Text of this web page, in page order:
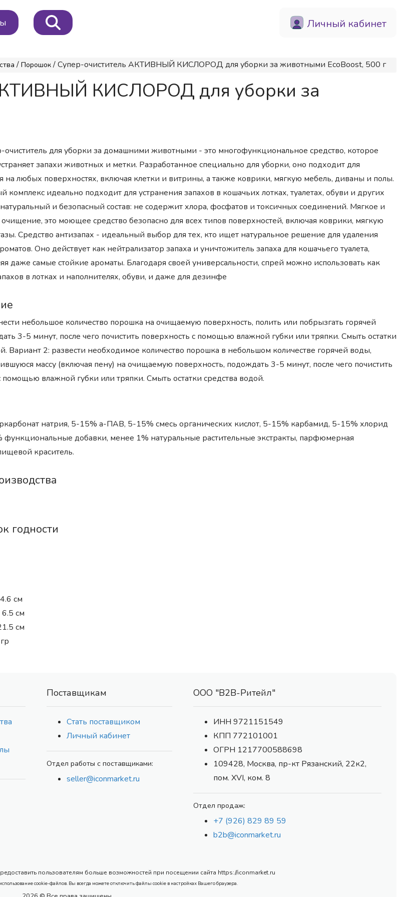
Личный кабинет
/ Порошок / Супер-очиститель АКТИВНЫЙ КИСЛОРОД для уборки за животными EcoBoost, 500 г
КИСЛОРОД для уборки за
очиститель для уборки за домашними животными - это многофункциональное средство, которое
запахи животных и метки. Разработанное специально для уборки, оно подходит для
на любых поверхностях, включая клетки и витрины, а также коврики, мягкую мебель, диваны и полы.
комплекс идеально подходит для устранения запахов в кошачьих лотках, туалетах, обуви и других
и безопасный состав: не содержит хлора, фосфатов и токсичных соединений. Мягкое и
это моющее средство безопасно для всех типов поверхностей, включая коврики, мягкую
Средство антизапах - идеальный выбор для тех, кто ищет натуральное решение для удаления
Оно действует как нейтрализатор запаха и уничтожитель запаха для кошачьего туалета,
даже самые стойкие ароматы. Благодаря своей универсальности, спрей можно использовать как
в лотках и наполнителях, обуви, и даже для дезинфе
небольшое количество порошка на очищаемую поверхность, полить или побрызгать горячей
3-5 минут, после чего почистить поверхность с помощью влажной губки или тряпки. Смыть остатки
Вариант 2: развести необходимое количество порошка в небольшом количестве горячей воды,
массу (включая пену) на очищаемую поверхность, подождать 3-5 минут, после чего почистить
помощью влажной губки или тряпки. Смыть остатки средства водой.
натрия, 5-15% а-ПАВ, 5-15% смесь органических кислот, 5-15% карбамид, 5-15% хлорид
функциональные добавки, менее 1% натуральные растительные экстракты, парфюмерная
краситель.
годности
см
см
см
Поставщикам
Стать поставщиком
Личный кабинет
Отдел работы с поставщиками:
seller@iconmarket.ru
ООО "В2В-Ритейл"
ИНН 9721151549
КПП 772101001
ОГРН 1217700588698
109428, Москва, пр-кт Рязанский, 22к2,
пом. XVI, ком. 8
Отдел продаж:
+7 (926) 829 89 59
b2b@iconmarket.ru
пользователям больше возможностей при посещении сайта https://iconmarket.ru
cookie-файлов. Вы всегда можете отключить файлы cookie в настройках Вашего браузера.